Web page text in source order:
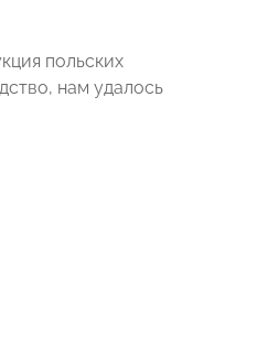
польских
нам удалось